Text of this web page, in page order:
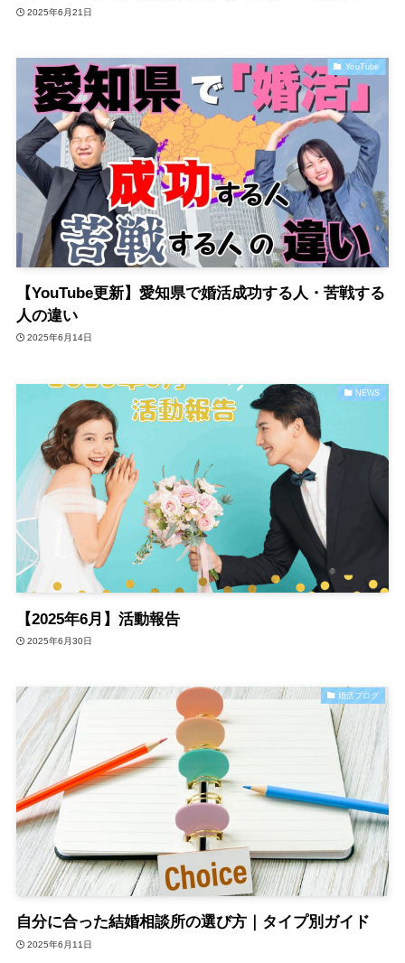
2025年6月21日
YouTube
【YouTube更新】愛知県で婚活成功する人・苦戦する
人の違い
2025年6月14日
NEWS
【2025年6月】活動報告
2025年6月30日
婚活ブログ
自分に合った結婚相談所の選び方｜タイプ別ガイド
2025年6月11日